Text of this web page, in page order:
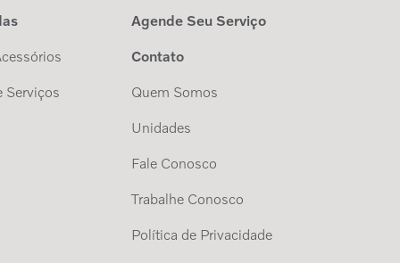
Serviços
Agende Seu Serviço
Contato
Quem Somos
Unidades
Fale Conosco
Trabalhe Conosco
Política de Privacidade